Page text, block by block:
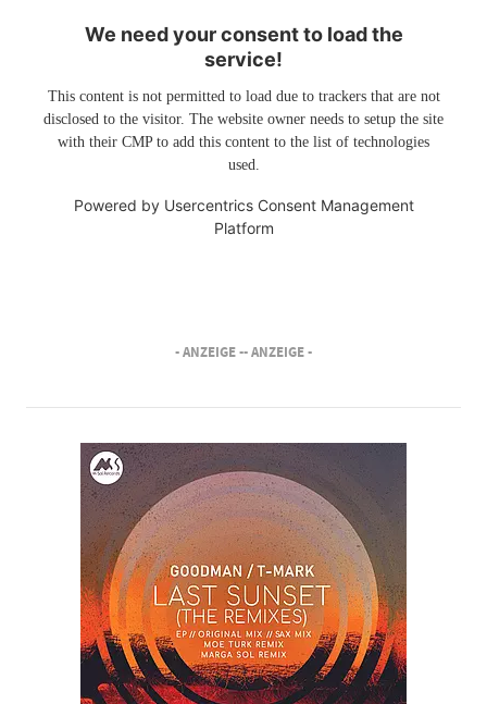
We need your consent to load the
service!
This content is not permitted to load due to trackers that are not
disclosed to the visitor. The website owner needs to setup the site
with their CMP to add this content to the list of technologies
used.
Powered by Usercentrics Consent Management
Platform
- ANZEIGE -- ANZEIGE -